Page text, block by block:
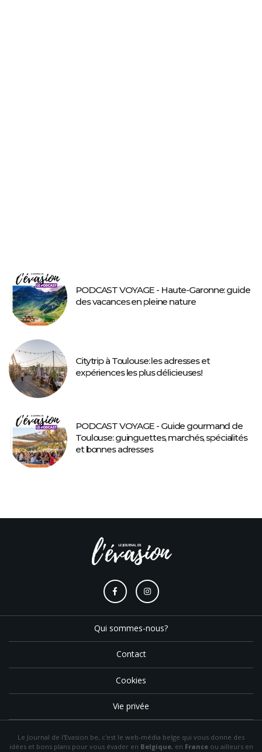
PODCAST VOYAGE - Haute-Garonne: guide
des vacances en pleine nature
Citytrip à Toulouse: les adresses et
expériences les plus délicieuses!
PODCAST VOYAGE - Guide gourmand de
Toulouse: guinguettes, marchés, spécialités
et bonnes adresses
Qui sommes-nous?
Contact
Cookies
Vie privée
Le Journal de l'Evasion.be, c'est le web-média belge qui vous donne des
idées et bons plans pour vous évader en Belgique, en Franceou ailleurs en